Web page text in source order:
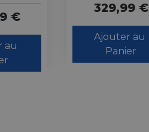
€
au
329,99 €
Ajouter au
Panier